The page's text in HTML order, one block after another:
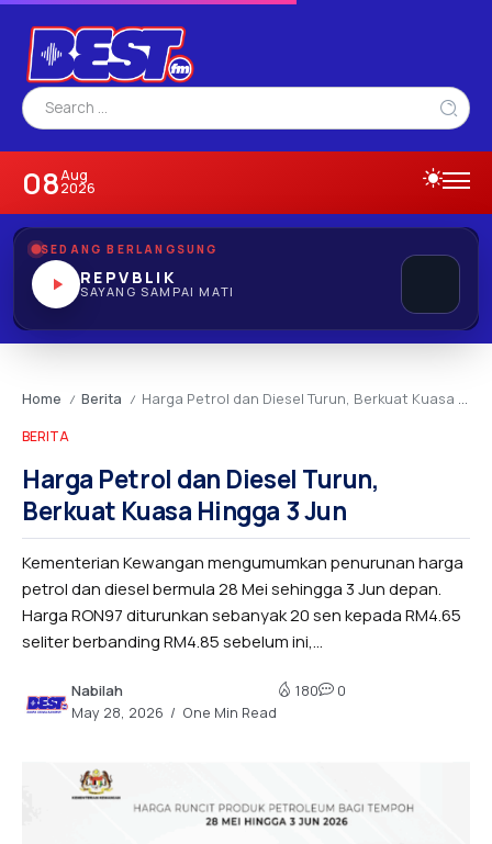
08Aug
2026
SEDANG BERLANGSUNG
REPVBLIK
SAYANG SAMPAI MATI
Home / Berita / Harga Petrol dan Diesel Turun, Berkuat Kuasa Hingga 3 Jun
BERITA
Harga Petrol dan Diesel Turun,
Berkuat Kuasa Hingga 3 Jun
Kementerian Kewangan mengumumkan penurunan harga
petrol dan diesel bermula 28 Mei sehingga 3 Jun depan.
Harga RON97 diturunkan sebanyak 20 sen kepada RM4.65
seliter berbanding RM4.85 sebelum ini,...
Nabilah
May 28, 2026
One Min Read
180 0